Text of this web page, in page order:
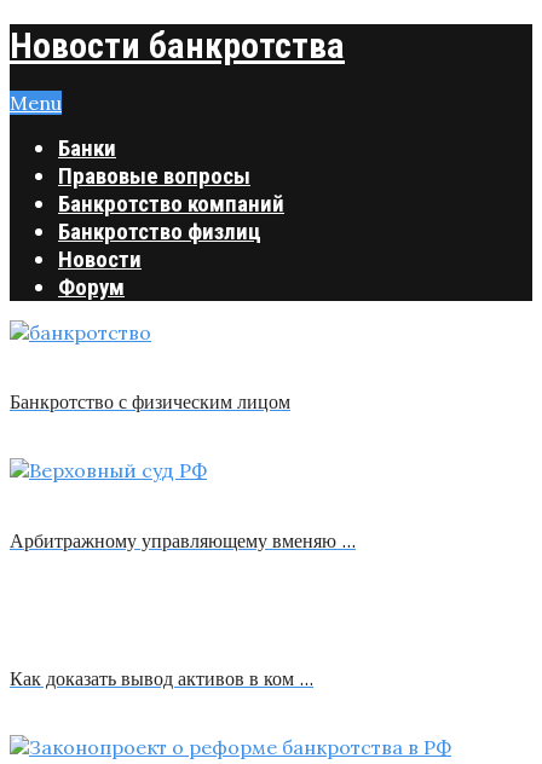
Новости банкротства
Menu
Банки
Правовые вопросы
Банкротство компаний
Банкротство физлиц
Новости
Форум
Банкротство с физическим лицом
Арбитражному управляющему вменяю …
Как доказать вывод активов в ком …